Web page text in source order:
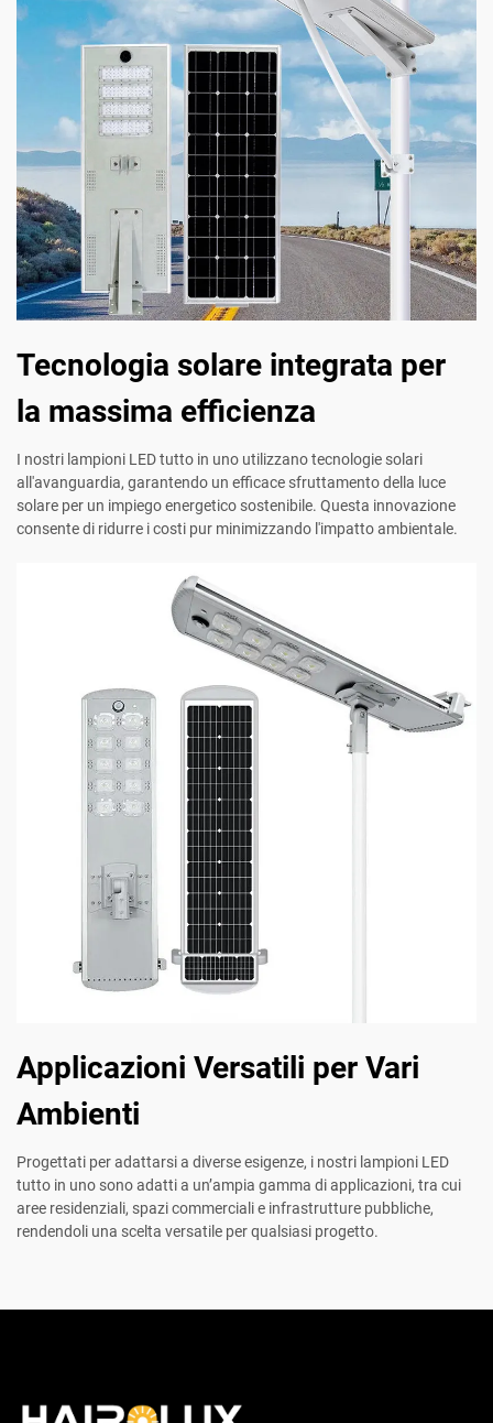
Tecnologia solare integrata per
la massima efficienza
I nostri lampioni LED tutto in uno utilizzano tecnologie solari
all'avanguardia, garantendo un efficace sfruttamento della luce
solare per un impiego energetico sostenibile. Questa innovazione
consente di ridurre i costi pur minimizzando l'impatto ambientale.
Applicazioni Versatili per Vari
Ambienti
Progettati per adattarsi a diverse esigenze, i nostri lampioni LED
tutto in uno sono adatti a un’ampia gamma di applicazioni, tra cui
aree residenziali, spazi commerciali e infrastrutture pubbliche,
rendendoli una scelta versatile per qualsiasi progetto.